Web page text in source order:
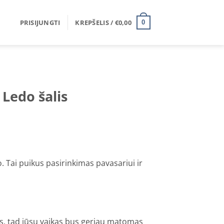
PRISIJUNGTI KREPŠELIS / €0,00 0
šalis
Tai puikus pasirinkimas pavasariui ir
tad jūsų vaikas bus geriau matomas